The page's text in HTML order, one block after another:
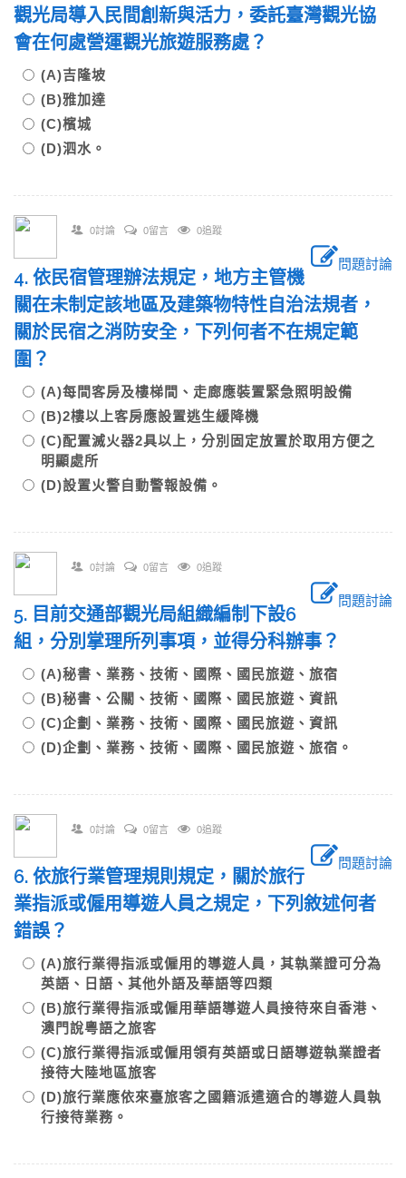
觀光局導入民間創新與活力，委託臺灣觀光協
會在何處營運觀光旅遊服務處？
(A)吉隆坡
(B)雅加達
(C)檳城
(D)泗水。
0討論 0留言 0追蹤
問題討論
4. 依民宿管理辦法規定，地方主管機
關在未制定該地區及建築物特性自治法規者，
關於民宿之消防安全，下列何者不在規定範
圍？
(A)每間客房及樓梯間、走廊應裝置緊急照明設備
(B)2樓以上客房應設置逃生緩降機
(C)配置滅火器2具以上，分別固定放置於取用方便之
明顯處所
(D)設置火警自動警報設備。
0討論 0留言 0追蹤
問題討論
5. 目前交通部觀光局組織編制下設6
組，分別掌理所列事項，並得分科辦事？
(A)秘書、業務、技術、國際、國民旅遊、旅宿
(B)秘書、公關、技術、國際、國民旅遊、資訊
(C)企劃、業務、技術、國際、國民旅遊、資訊
(D)企劃、業務、技術、國際、國民旅遊、旅宿。
0討論 0留言 0追蹤
問題討論
6. 依旅行業管理規則規定，關於旅行
業指派或僱用導遊人員之規定，下列敘述何者
錯誤？
(A)旅行業得指派或僱用的導遊人員，其執業證可分為
英語、日語、其他外語及華語等四類
(B)旅行業得指派或僱用華語導遊人員接待來自香港、
澳門說粵語之旅客
(C)旅行業得指派或僱用領有英語或日語導遊執業證者
接待大陸地區旅客
(D)旅行業應依來臺旅客之國籍派遣適合的導遊人員執
行接待業務。